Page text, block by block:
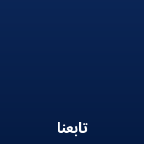
تابعنا